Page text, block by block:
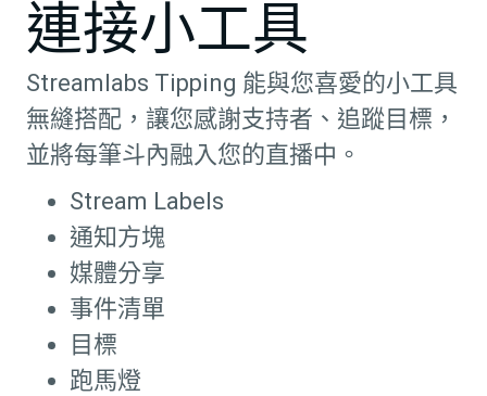
連接小工具
Streamlabs Tipping 能與您喜愛的小工具
無縫搭配，讓您感謝支持者、追蹤目標，
並將每筆斗內融入您的直播中。
Stream Labels
通知方塊
媒體分享
事件清單
目標
跑馬燈